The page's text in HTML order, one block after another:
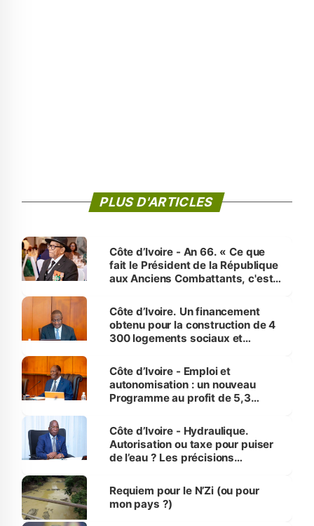
PLUS D'ARTICLES
Côte d’Ivoire - An 66. « Ce que
fait le Président de la République
aux Anciens Combattants, c'est
Côte d’Ivoire. Un financement
obtenu pour la construction de 4
300 logements sociaux et
et Yamoussoukro
Côte d’Ivoire - Emploi et
autonomisation : un nouveau
Programme au profit de 5,3
Côte d’Ivoire - Hydraulique.
Autorisation ou taxe pour puiser
de l’eau ? Les précisions
Requiem pour le N’Zi (ou pour
mon pays ?)